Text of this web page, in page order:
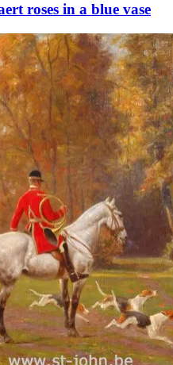
roses in a blue vase